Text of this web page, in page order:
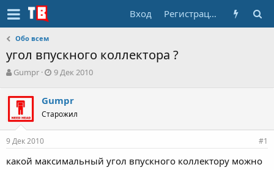
Вход Регистрация
Обо всем
угол впускного коллектора ?
А
т
о
р
т
е
м
ы
Gumpr
Д
а
н
л
9 Дек 2010
Gumpr
Старожил
9 Дек 2010 #1
какой максимальный угол впускного коллектору можно